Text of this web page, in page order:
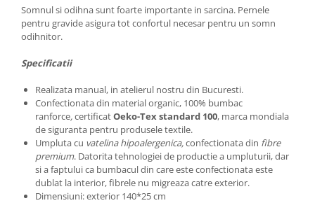
Somnul si odihna sunt foarte importante in sarcina. Pernele
pentru gravide asigura tot confortul necesar pentru un somn
odihnitor.
Specificatii
Realizata manual, in atelierul nostru din Bucuresti.
Confectionata din material organic, 100% bumbac
ranforce,certificatOeko-Tex standard 100, marca mondiala
de siguranta pentru produsele textile.
Umpluta cu vatelina hipoalergenica,confectionata din fibre
premium. Datorita tehnologiei de productie a umpluturii, dar
si a faptului ca bumbacul din care este confectionata este
dublat la interior, fibrele nu migreaza catre exterior.
Dimensiuni: exterior 140*25 cm